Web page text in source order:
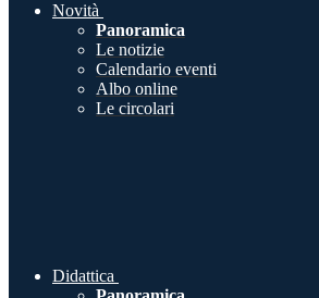
Novità
Panoramica
Le notizie
Calendario eventi
Albo online
Le circolari
Didattica